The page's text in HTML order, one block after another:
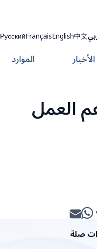
中文
English
Français
Русский
الأخبار الموارد
العمل
صلة